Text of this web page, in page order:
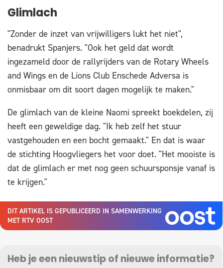
Glimlach
"Zonder de inzet van vrijwilligers lukt het niet",
benadrukt Spanjers. "Ook het geld dat wordt
ingezameld door de rallyrijders van de Rotary Wheels
and Wings en de Lions Club Enschede Adversa is
onmisbaar om dit soort dagen mogelijk te maken."
De glimlach van de kleine Naomi spreekt boekdelen, zij
heeft een geweldige dag. "Ik heb zelf het stuur
vastgehouden en een bocht gemaakt." En dat is waar
de stichting Hoogvliegers het voor doet. "Het mooiste is
dat de glimlach er met nog geen schuursponsje vanaf is
te krijgen."
DIT ARTIKEL IS GEPUBLICEERD IN SAMENWERKING
MET RTV OOST
Heb je een nieuwstip of nieuwe informatie?